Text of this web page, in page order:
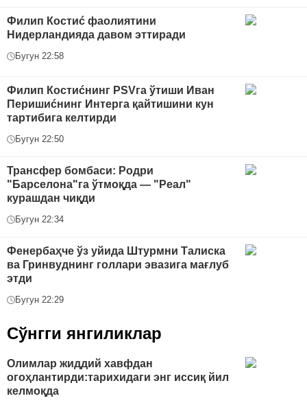
Филип Костиć фаолиятини
Нидерландияда давом эттиради
Бугун 22:58
Филип Костиćнинг PSVга ўтиши Иван
Перишиćнинг Интерга қайтишини кун
тартибига келтирди
Бугун 22:50
Трансфер бомбаси: Родри
"Барселона"га ўтмоқда — "Реал"
курашдан чиқди
Бугун 22:34
Фенербаҳче ўз уйида Штурмни Талиска
ва Гринвуднинг голлари эвазига мағлуб
этди
Бугун 22:29
Сўнгги янгиликлар
Oлимлар жиддий хавфдан
огоҳлантирди:тарихидаги энг иссиқ йил
келмоқда